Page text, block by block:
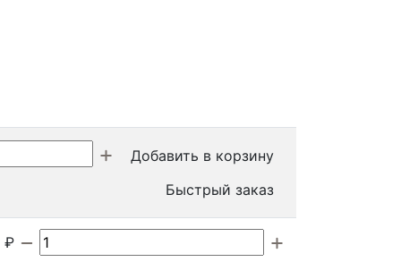
Добавить в корзину
Быстрый заказ
₽